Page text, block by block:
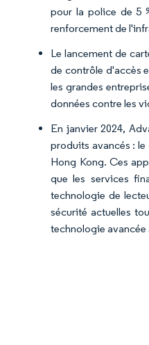
pour la police de 5
renforcement de
Le lancement de
de contrôle d'accès
les grandes
données contre les
En janvier 2024,
produits avancés :
Hong Kong. Ces
que les services
technologie de
sécurité actuelles
technologie avancée